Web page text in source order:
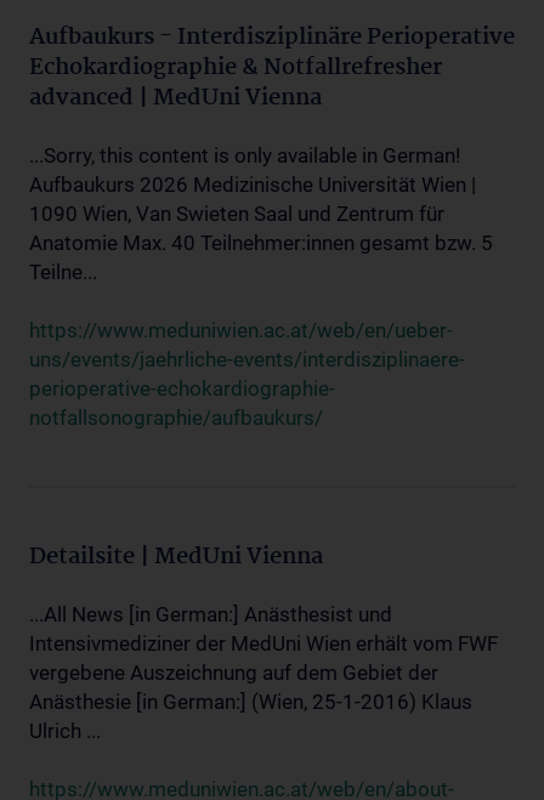
Aufbaukurs - Interdisziplinäre Perioperative
Echokardiographie & Notfallrefresher
advanced | MedUni Vienna
...Sorry, this content is only available in German!
Aufbaukurs 2026 Medizinische Universität Wien |
1090 Wien, Van Swieten Saal und Zentrum für
Anatomie Max. 40 Teilnehmer:innen gesamt bzw. 5
Teilne...
https://www.meduniwien.ac.at/web/en/ueber-
uns/events/jaehrliche-events/interdisziplinaere-
perioperative-echokardiographie-
notfallsonographie/aufbaukurs/
Detailsite | MedUni Vienna
...All News [in German:] Anästhesist und
Intensivmediziner der MedUni Wien erhält vom FWF
vergebene Auszeichnung auf dem Gebiet der
Anästhesie [in German:] (Wien, 25-1-2016) Klaus
Ulrich ...
https://www.meduniwien.ac.at/web/en/about-